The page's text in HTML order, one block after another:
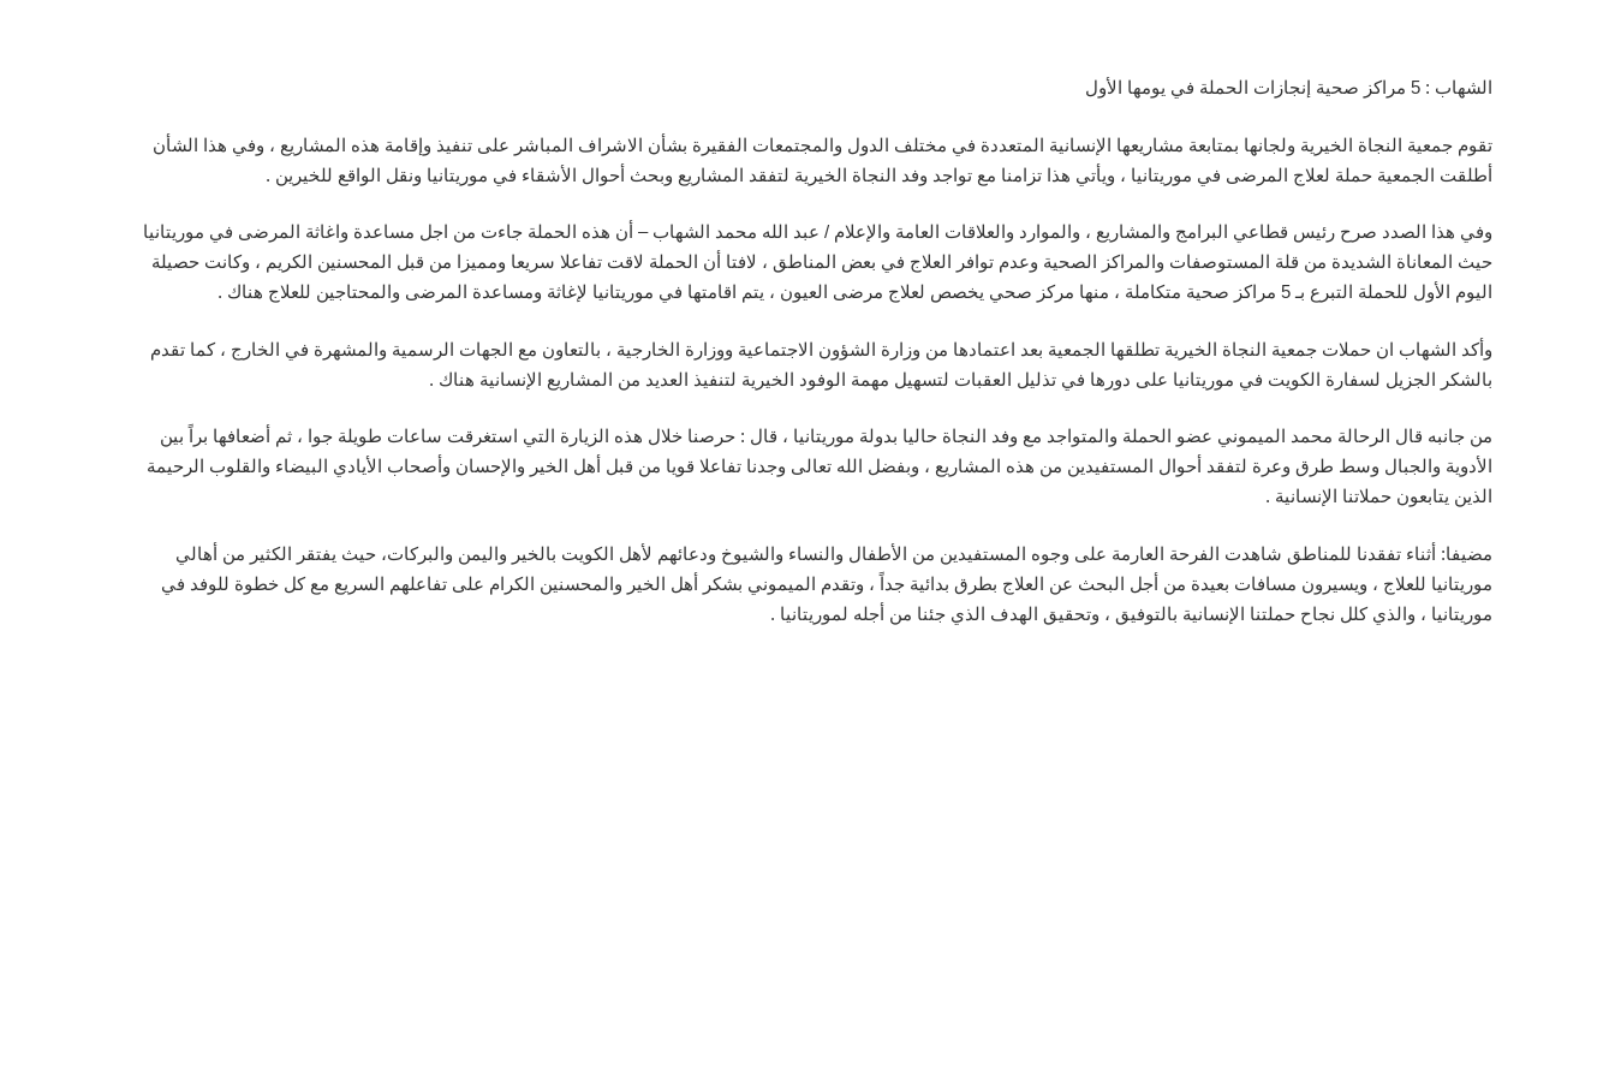
الشهاب : 5 مراكز صحية إنجازات الحملة في يومها الأول
تقوم جمعية النجاة الخيرية ولجانها بمتابعة مشاريعها الإنسانية المتعددة في مختلف الدول والمجتمعات الفقيرة بشأن الاشراف المباشر على تنفيذ وإقامة هذه المشاريع ، وفي هذا الشأن
أطلقت الجمعية حملة لعلاج المرضى في موريتانيا ، ويأتي هذا تزامنا مع تواجد وفد النجاة الخيرية لتفقد المشاريع وبحث أحوال الأشقاء في موريتانيا ونقل الواقع للخيرين .
وفي هذا الصدد صرح رئيس قطاعي البرامج والمشاريع ، والموارد والعلاقات العامة والإعلام / عبد الله محمد الشهاب – أن هذه الحملة جاءت من اجل مساعدة واغاثة المرضى في موريتانيا
حيث المعاناة الشديدة من قلة المستوصفات والمراكز الصحية وعدم توافر العلاج في بعض المناطق ، لافتا أن الحملة لاقت تفاعلا سريعا ومميزا من قبل المحسنين الكريم ، وكانت حصيلة
اليوم الأول للحملة التبرع بـ 5 مراكز صحية متكاملة ، منها مركز صحي يخصص لعلاج مرضى العيون ، يتم اقامتها في موريتانيا لإغاثة ومساعدة المرضى والمحتاجين للعلاج هناك .
وأكد الشهاب ان حملات جمعية النجاة الخيرية تطلقها الجمعية بعد اعتمادها من وزارة الشؤون الاجتماعية ووزارة الخارجية ، بالتعاون مع الجهات الرسمية والمشهرة في الخارج ، كما تقدم
بالشكر الجزيل لسفارة الكويت في موريتانيا على دورها في تذليل العقبات لتسهيل مهمة الوفود الخيرية لتنفيذ العديد من المشاريع الإنسانية هناك .
من جانبه قال الرحالة محمد الميموني عضو الحملة والمتواجد مع وفد النجاة حاليا بدولة موريتانيا ، قال : حرصنا خلال هذه الزيارة التي استغرقت ساعات طويلة جوا ، ثم أضعافها براً بين
الأدوية والجبال وسط طرق وعرة لتفقد أحوال المستفيدين من هذه المشاريع ، وبفضل الله تعالى وجدنا تفاعلا قويا من قبل أهل الخير والإحسان وأصحاب الأيادي البيضاء والقلوب الرحيمة
الذين يتابعون حملاتنا الإنسانية .
مضيفا: أثناء تفقدنا للمناطق شاهدت الفرحة العارمة على وجوه المستفيدين من الأطفال والنساء والشيوخ ودعائهم لأهل الكويت بالخير واليمن والبركات، حيث يفتقر الكثير من أهالي
موريتانيا للعلاج ، ويسيرون مسافات بعيدة من أجل البحث عن العلاج بطرق بدائية جداً ، وتقدم الميموني بشكر أهل الخير والمحسنين الكرام على تفاعلهم السريع مع كل خطوة للوفد في
موريتانيا ، والذي كلل نجاح حملتنا الإنسانية بالتوفيق ، وتحقيق الهدف الذي جئنا من أجله لموريتانيا .